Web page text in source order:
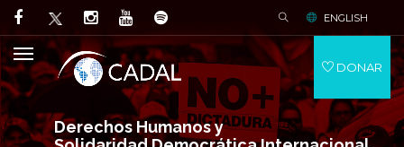
Derechos Humanos y
ENGLISH
DONAR